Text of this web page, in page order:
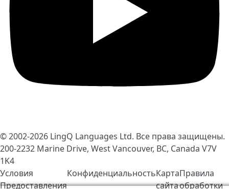
© 2002-2026 LingQ Languages Ltd. Все права защищены.
200-2232 Marine Drive, West Vancouver, BC, Canada V7V
1K4
Условия
Предоставления
КонфиденциальностьКарта
сайта
Правила
обработки